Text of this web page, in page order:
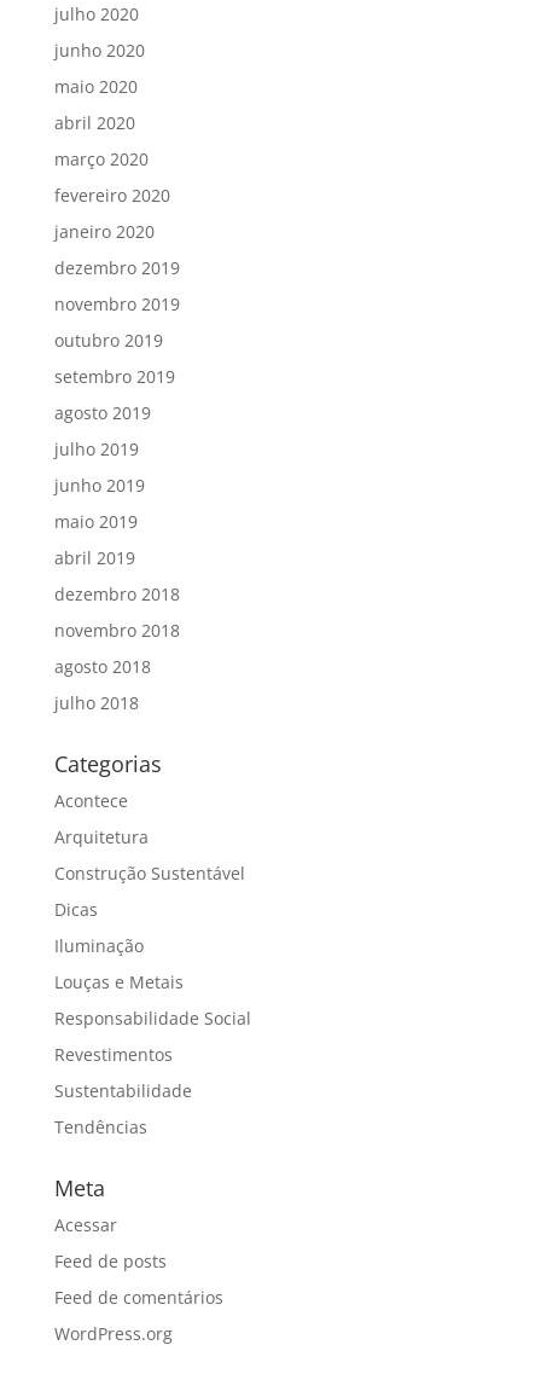
julho 2020
junho 2020
maio 2020
abril 2020
março 2020
fevereiro 2020
janeiro 2020
dezembro 2019
novembro 2019
outubro 2019
setembro 2019
agosto 2019
julho 2019
junho 2019
maio 2019
abril 2019
dezembro 2018
novembro 2018
agosto 2018
julho 2018
Categorias
Acontece
Arquitetura
Construção Sustentável
Dicas
Iluminação
Louças e Metais
Responsabilidade Social
Revestimentos
Sustentabilidade
Tendências
Meta
Acessar
Feed de posts
Feed de comentários
WordPress.org